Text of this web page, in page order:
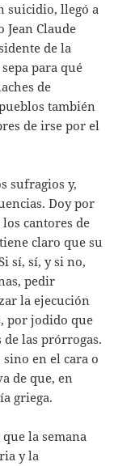
suicidio, llegó a
Jean Claude
de la
para qué
de
también
de irse por el
sufragios y,
Doy por
cantores de
claro que su
sí, sí, y si no,
pedir
la ejecución
por jodido que
de las prórrogas.
en el cara o
de que, en
griega.
la semana
y la